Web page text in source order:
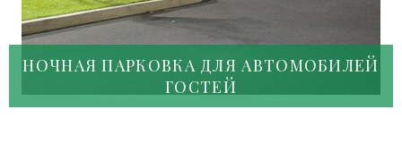
НОЧНАЯ ПАРКОВКА ДЛЯ АВТОМОБИЛЕЙ
ГОСТЕЙ